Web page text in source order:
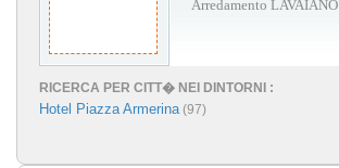
Arredamento LAVAIANO
RICERCA PER CITT� NEI DINTORNI :
Hotel Piazza Armerina(97)